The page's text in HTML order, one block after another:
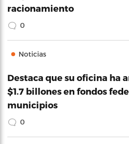
racionamiento
0
Noticias
Destaca que su oficina ha
$1.7 billones en fondos
municipios
0